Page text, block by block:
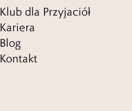
Klub dla Przyjaciół
Kariera
Blog
Kontakt